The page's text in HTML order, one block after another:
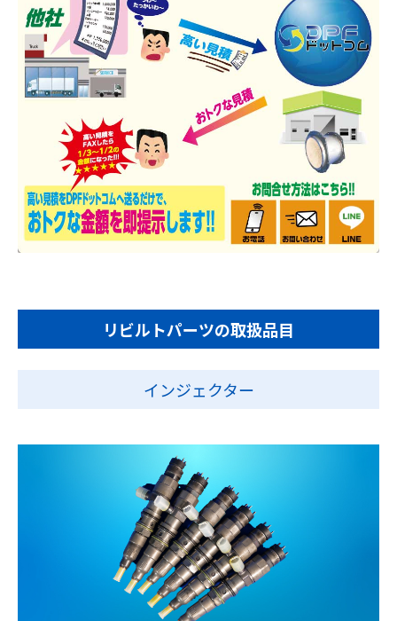
リビルトパーツの取扱品目
インジェクター